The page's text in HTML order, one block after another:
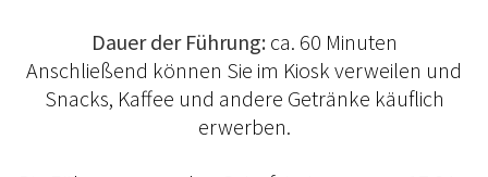
Dauer der Führung:ca. 60 Minuten
Anschließend können Sie im Kiosk verweilen und
Snacks, Kaffee und andere Getränke käuflich
erwerben.